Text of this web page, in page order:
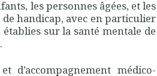
les personnes âgées, et les
handicap, avec en particulier
établies sur la santé mentale de
d’accompagnement médico-